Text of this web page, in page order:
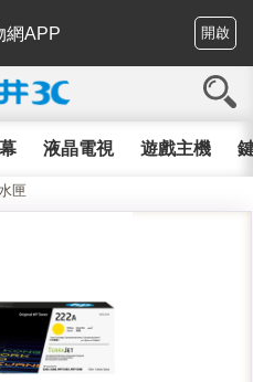
網APP 開啟
液晶電視 遊戲主機
匣